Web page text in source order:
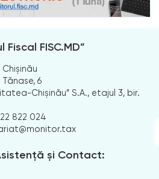
Fiscal FISC.MD”
6
Chișinău” S.A., etajul 3, bir.
822 024
și Contact: